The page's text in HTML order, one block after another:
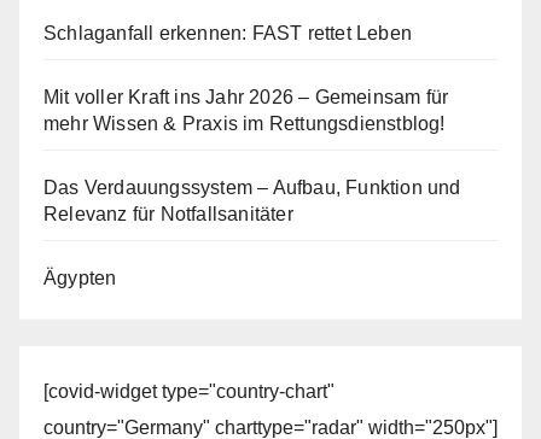
Schlaganfall erkennen: FAST rettet Leben
Mit voller Kraft ins Jahr 2026 – Gemeinsam für
mehr Wissen & Praxis im Rettungsdienstblog!
Das Verdauungssystem – Aufbau, Funktion und
Relevanz für Notfallsanitäter
Ägypten
[covid-widget type="country-chart"
country="Germany" charttype="radar" width="250px"]